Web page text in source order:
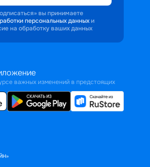
вы принимаете
персональных данных и
на обработку ваших данных
важных изменений в предстоящих